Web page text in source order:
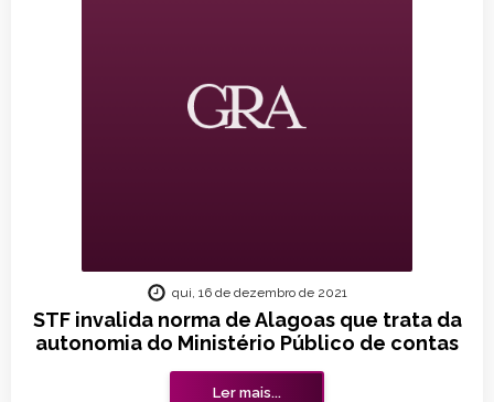
STF invalida norma de Alagoas que trata da
autonomia do Ministério Público de contas
qui, 16 de dezembro de 2021
Ler mais...